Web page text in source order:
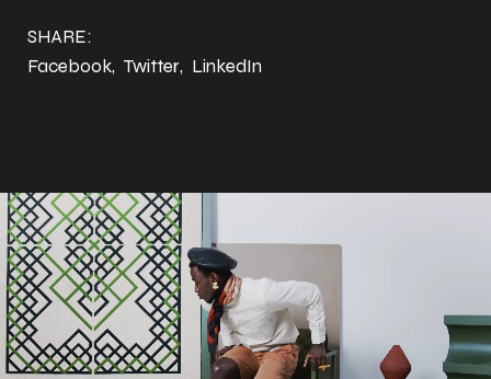
SHARE:
Facebook Twitter LinkedIn